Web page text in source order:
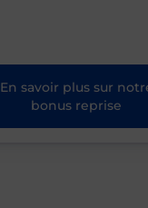
En savoir plus sur
bonus reprise